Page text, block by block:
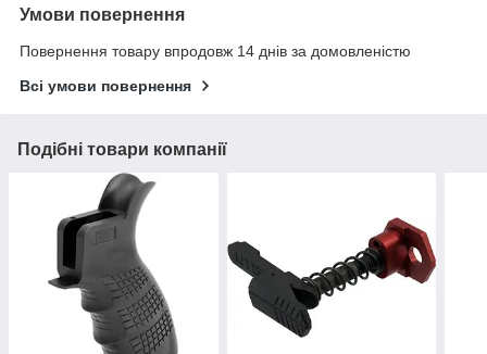
Умови повернення
Повернення товару впродовж 14 днів за домовленістю
Всі умови повернення
Подібні товари компанії